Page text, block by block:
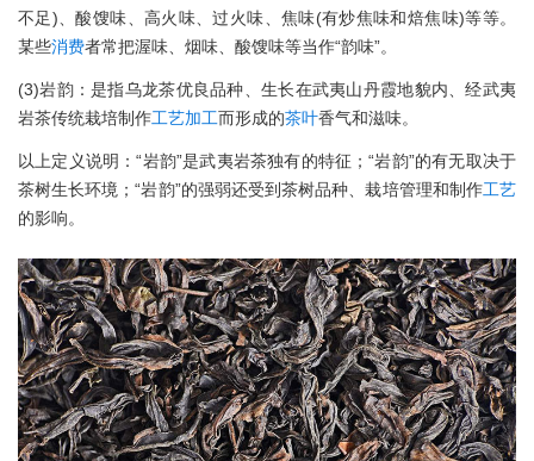
不足)、酸馊味、高火味、过火味、焦味(有炒焦味和焙焦味)等等。
某些消费者常把渥味、烟味、酸馊味等当作“韵味”。
(3)岩韵：是指乌龙茶优良品种、生长在武夷山丹霞地貌内、经武夷
岩茶传统栽培制作工艺加工而形成的茶叶香气和滋味。
以上定义说明：“岩韵”是武夷岩茶独有的特征；“岩韵”的有无取决于
茶树生长环境；“岩韵”的强弱还受到茶树品种、栽培管理和制作工艺
的影响。